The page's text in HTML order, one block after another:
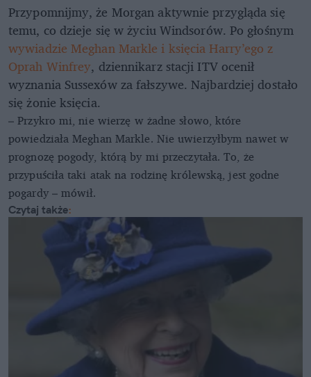
Przypomnijmy, że Morgan aktywnie przygląda się
temu, co dzieje się w życiu Windsorów. Po głośnym
wywiadzie Meghan Markle i księcia Harry’ego z
Oprah Winfrey, dziennikarz stacji ITV ocenił
wyznania Sussexów za fałszywe. Najbardziej dostało
się żonie księcia.
– Przykro mi, nie wierzę w żadne słowo, które
powiedziała Meghan Markle. Nie uwierzyłbym nawet w
prognozę pogody, którą by mi przeczytała. To, że
przypuściła taki atak na rodzinę królewską, jest godne
pogardy – mówił.
Czytaj także: